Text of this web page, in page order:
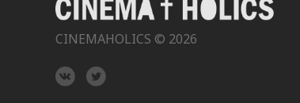
CINEMAHOLICS © 2026